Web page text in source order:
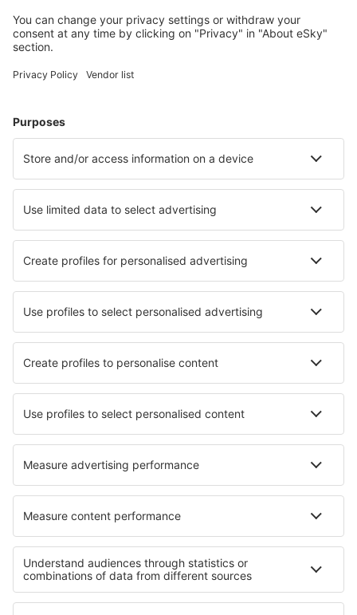
Meest gezochte hotels door eSky-gebruikers
Hotels in Cannes Hotels in Parijs Hotels in Nice
Hotels in Biscarrosse Hotels in Roquebrune-Cap-Martin
Hotels in Modane Hotels in Canet Hotels in Arzon
Beste hotels - steden
Hotels in Arimont Hotels in Filzbach
Hotels Bambangan Hotels in Teziutlan
Hotels in Kanali Hotels in Annaka Hotels in Altura
Hotels in Chicopee
Beste hotels - regio's
Hotels in Val Thorens Hotels Les Menuires
Hotels in Disneyland Parijs Hotels in Val Cenis
Hotels in Ile-de-France Hotels in Nassfeld - Pressegersee